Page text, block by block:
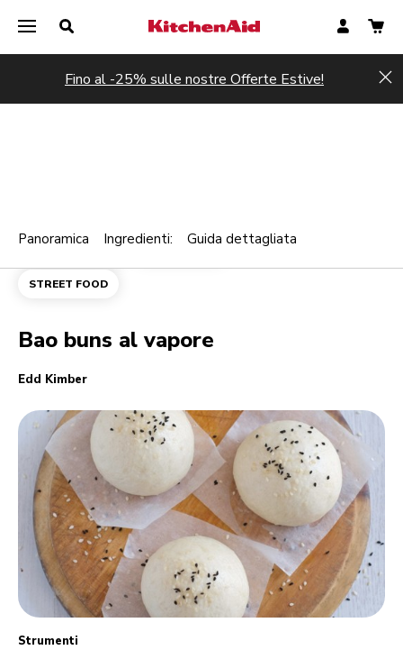
Fino al -25% sulle nostre Offerte Estive!
Strumenti
AMUSE-BOUCHE MAINCOURSE
STREET FOOD
Bao buns al vapore
Edd Kimber
Panoramica Ingredienti: Guida dettagliata